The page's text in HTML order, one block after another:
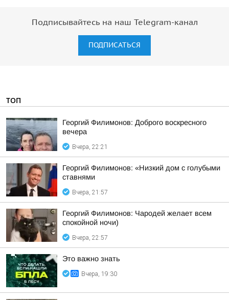
Подписывайтесь на наш Telegram-канал
ПОДПИСАТЬСЯ
ТОП
Георгий Филимонов: Доброго воскресного
вечера
Вчера, 22:21
Георгий Филимонов: «Низкий дом с голубыми
ставнями
Вчера, 21:57
Георгий Филимонов: Чародей желает всем
спокойной ночи)
Вчера, 22:57
Это важно знать
Вчера, 19:30